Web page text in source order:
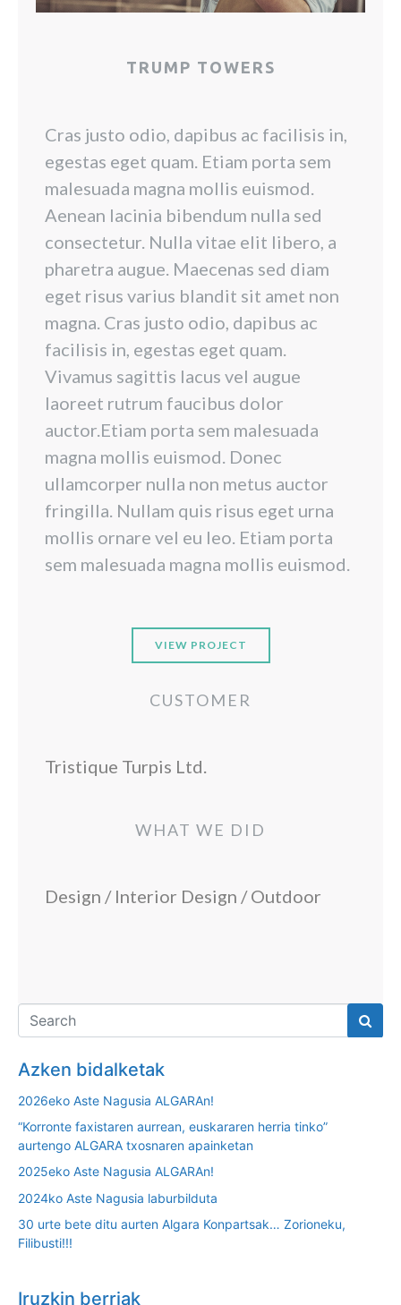
TRUMP TOWERS
Cras justo odio, dapibus ac facilisis in,
egestas eget quam. Etiam porta sem
malesuada magna mollis euismod.
Aenean lacinia bibendum nulla sed
consectetur. Nulla vitae elit libero, a
pharetra augue. Maecenas sed diam
eget risus varius blandit sit amet non
magna. Cras justo odio, dapibus ac
facilisis in, egestas eget quam.
Vivamus sagittis lacus vel augue
laoreet rutrum faucibus dolor
auctor.Etiam porta sem malesuada
magna mollis euismod. Donec
ullamcorper nulla non metus auctor
fringilla. Nullam quis risus eget urna
mollis ornare vel eu leo. Etiam porta
sem malesuada magna mollis euismod.
VIEW PROJECT
CUSTOMER
Tristique Turpis Ltd.
WHAT WE DID
Design / Interior Design / Outdoor
Azken bidalketak
2026eko Aste Nagusia ALGARAn!
“Korronte faxistaren aurrean, euskararen herria tinko”
aurtengo ALGARA txosnaren apainketan
2025eko Aste Nagusia ALGARAn!
2024ko Aste Nagusia laburbilduta
30 urte bete ditu aurten Algara Konpartsak… Zorioneku,
Filibusti!!!
Iruzkin berriak